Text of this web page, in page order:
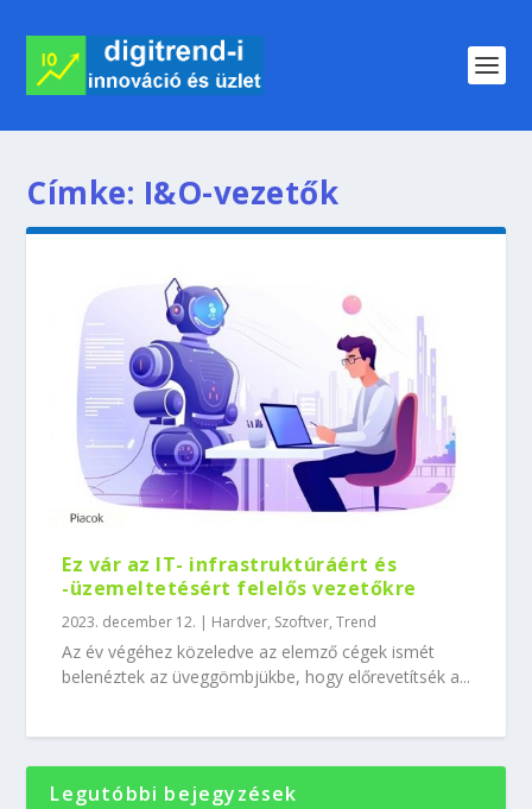
Címke: I&O-vezetők
Ez vár az IT- infrastruktúráért és
-üzemeltetésért felelős vezetőkre
2023. december 12. | Hardver, Szoftver,Trend
Az év végéhez közeledve az elemző cégek ismét
belenéztek az üveggömbjükbe, hogy előrevetítsék a...
Legutóbbi bejegyzések